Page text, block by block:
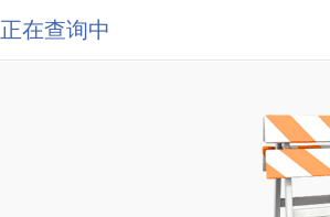
正在查询中